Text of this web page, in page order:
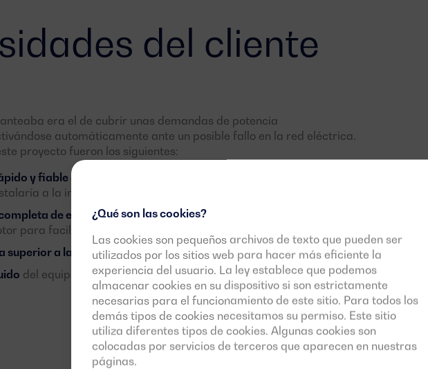
¿Qué son las cookies?
Las cookies son pequeños archivos de texto que pueden ser
utilizados por los sitios web para hacer más eficiente la
experiencia del usuario. La ley establece que podemos
almacenar cookies en su dispositivo si son estrictamente
necesarias para el funcionamiento de este sitio. Para todos los
demás tipos de cookies necesitamos su permiso. Este sitio
utiliza diferentes tipos de cookies. Algunas cookies son
colocadas por servicios de terceros que aparecen en nuestras
páginas.
del cliente
era el de cubrir unas demandas de potencia
automáticamente ante un posible fallo en la red eléctrica.
proyecto fueron los siguientes:
y fiable del equipo ante situaciones de emergencia
a la intemperie.
de eventos, así como una visualización integral de la
para facilitar las labores de mantenimiento y/o reparación.
superior a las 8 horas(en funcionamiento al 100% de carga).
del equipo en funcionamiento.